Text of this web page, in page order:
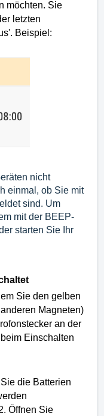
möchten. Sie
letzten
Beispiel:
nicht
einmal, ob Sie mit
sind. Um
mit der BEEP-
starten Sie Ihr
Sie den gelben
Magneten)
an der
Einschalten
die Batterien
Öffnen Sie